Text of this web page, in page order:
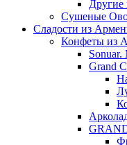
Другие
Сушеные
Сладости из
Конфеты из
Sonuar.
Grand